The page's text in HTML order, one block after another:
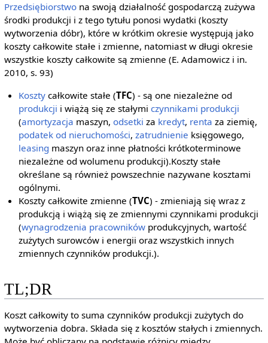
Przedsiębiorstwona swoją działalność gospodarczą zużywa
środki produkcji i z tego tytułu ponosi wydatki (koszty
wytworzenia dóbr), które w krótkim okresie występują jako
koszty całkowite stałe i zmienne, natomiast w długi okresie
wszystkie koszty całkowite są zmienne (E. Adamowicz i in.
2010, s. 93)
Koszty całkowite stałe (TFC) - są one niezależne od
produkcji i wiążą się ze stałymiczynnikami produkcji
(amortyzacja maszyn,odsetki za kredyt, renta za ziemię,
podatek od nieruchomości,zatrudnienie księgowego,
leasing maszyn oraz inne płatności krótkoterminowe
niezależne od wolumenu produkcji).Koszty stałe
określane są również powszechnie nazywane kosztami
ogólnymi.
Koszty całkowite zmienne (TVC) - zmieniają się wraz z
produkcją i wiążą się ze zmiennymi czynnikami produkcji
(wynagrodzenia pracowników produkcyjnych, wartość
zużytych surowców i energii oraz wszystkich innych
zmiennych czynników produkcji.).
TL;DR
Koszt całkowity to suma czynników produkcji zużytych do
wytworzenia dobra. Składa się z kosztów stałych i zmiennych.